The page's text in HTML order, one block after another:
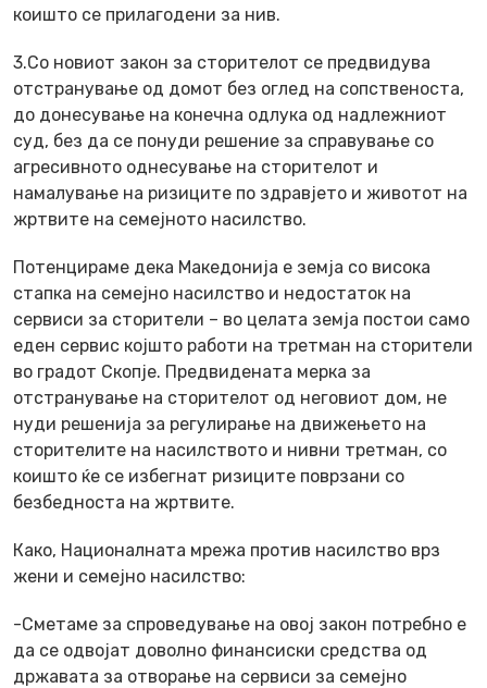
коишто се прилагодени за нив.
3.Со новиот закон за сторителот се предвидува
отстранување од домот без оглед на сопственоста,
до донесување на конечна одлука од надлежниот
суд, без да се понуди решение за справување со
агресивното однесување на сторителот и
намалување на ризиците по здравјето и животот на
жртвите на семејното насилство.
Потенцираме дека Македонија е земја со висока
стапка на семејно насилство и недостаток на
сервиси за сторители – во целата земја постои само
еден сервис којшто работи на третман на сторители
во градот Скопје. Предвидената мерка за
отстранување на сторителот од неговиот дом, не
нуди решенија за регулирање на движењето на
сторителите на насилството и нивни третман, со
коишто ќе се избегнат ризиците поврзани со
безбедноста на жртвите.
Како, Националната мрежа против насилство врз
жени и семејно насилство:
-Сметаме за спроведување на овој закон потребно е
да се одвојат доволно финансиски средства од
државата за отворање на сервиси за семејно